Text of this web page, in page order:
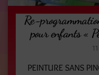
Re-
pour enfants «
PEINTURE SANS